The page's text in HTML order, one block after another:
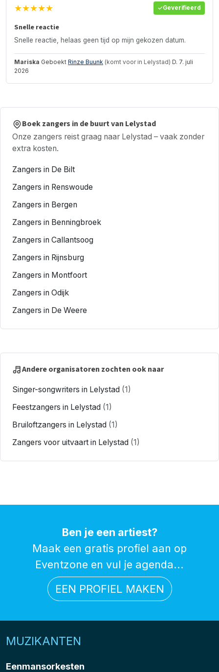
★★★★★ Geverifieerd
Snelle reactie
Snelle reactie, helaas geen tijd op mijn gekozen datum.
Mariska Geboekt Rinze Buunk (komt voor in Lelystad) D. 7. juli
2026
Boek zangers in de buurt van Lelystad
Onze zangers reist graag naar Lelystad – vaak zonder
extra kosten.
Zangers in De Bilt
Zangers in Renswoude
Zangers in Bergen
Zangers in Benningbroek
Zangers in Callantsoog
Zangers in Rijnsburg
Zangers in Montfoort
Zangers in Odijk
Zangers in De Weere
Andere organisatoren zochten ook naar
Singer-songwriters in Lelystad (1)
Feestzangers in Lelystad (1)
Bruiloftzangers in Lelystad (1)
Zangers voor uitvaart in Lelystad (1)
Ben je een artiest?
Maak een gratis profiel aan op
Eventzone en vul je agenda...
EEN PROFIEL MAKEN
MUZIKANTEN
Eenmansorkesten